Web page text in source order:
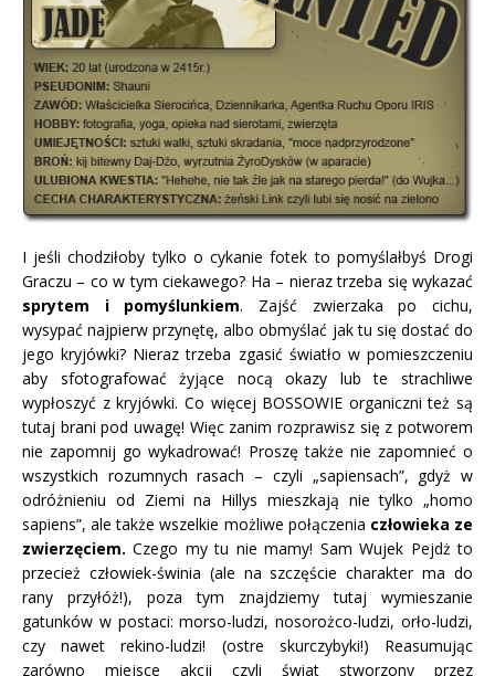
I jeśli chodziłoby tylko o cykanie fotek to pomyślałbyś Drogi
Graczu – co w tym ciekawego? Ha – nieraz trzeba się wykazać
sprytem i pomyślunkiem. Zajść zwierzaka po cichu,
wysypać najpierw przynętę, albo obmyślać jak tu się dostać do
jego kryjówki? Nieraz trzeba zgasić światło w pomieszczeniu
aby sfotografować żyjące nocą okazy lub te strachliwe
wypłoszyć z kryjówki. Co więcej BOSSOWIE organiczni też są
tutaj brani pod uwagę! Więc zanim rozprawisz się z potworem
nie zapomnij go wykadrować! Proszę także nie zapomnieć o
wszystkich rozumnych rasach – czyli „sapiensach”, gdyż w
odróżnieniu od Ziemi na Hillys mieszkają nie tylko „homo
sapiens”, ale także wszelkie możliwe połączenia człowieka ze
zwierzęciem. Czego my tu nie mamy! Sam Wujek Pejdż to
przecież człowiek-świnia (ale na szczęście charakter ma do
rany przyłóż!), poza tym znajdziemy tutaj wymieszanie
gatunków w postaci: morso-ludzi, nosorożco-ludzi, orło-ludzi,
czy nawet rekino-ludzi! (ostre skurczybyki!) Reasumując
zarówno miejsce akcji czyli świat stworzony przez